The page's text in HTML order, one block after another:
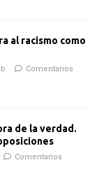
al racismo como
Comentarios
de la verdad.
Comentarios